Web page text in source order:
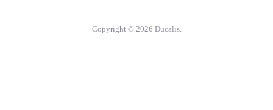
Copyright © 2026 Ducalis.